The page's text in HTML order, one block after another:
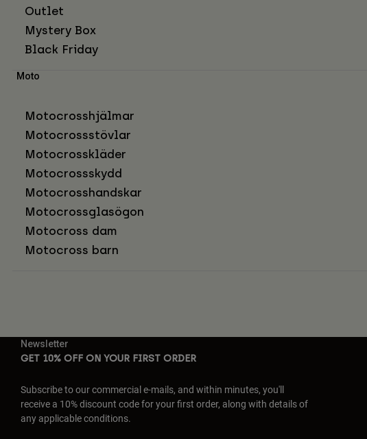
Outlet
Mystery Box
Black Friday
Moto
Motocrosshjälmar
Motocrossstövlar
Motocrosskläder
Motocrossskydd
Motocrosshandskar
Motocrossglasögon
Motocross dam
Motocross barn
Newsletter
GET 10% OFF ON YOUR FIRST ORDER
Subscribe to our commercial e-mails, and within minutes, you'll
receive a 10% discount code for your first order, along with details of
any applicable conditions.